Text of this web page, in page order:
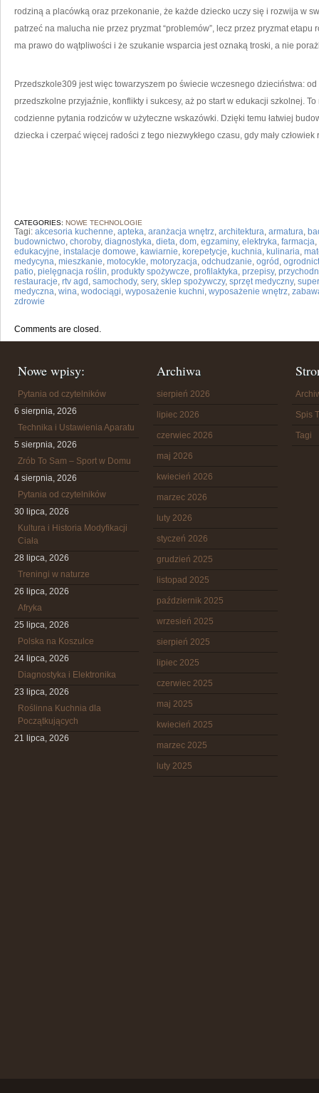
rodziną a placówką oraz przekonanie, że każde dziecko uczy się i rozwija w
patrzeć na malucha nie przez pryzmat “problemów”, lecz przez pryzmat etapu
ma prawo do wątpliwości i że szukanie wsparcia jest oznaką troski, a nie
Przedszkole309 jest więc towarzyszem po świecie wczesnego dzieciństwa:
przedszkolne przyjaźnie, konflikty i sukcesy, aż po start w edukacji szkolnej.
codzienne pytania rodziców w użyteczne wskazówki. Dzięki temu łatwiej
dziecka i czerpać więcej radości z tego niezwykłego czasu, gdy mały
CATEGORIES: NOWE TECHNOLOGIE
Tagi: akcesoria kuchenne, apteka, aranżacja wnętrz, architektura, armatura,
budownictwo, choroby, diagnostyka, dieta, dom, egzaminy, elektryka, farmacja,
edukacyjne, instalacje domowe, kawiarnie, korepetycje, kuchnia, kulinaria,
medycyna, mieszkanie, motocykle, motoryzacja, odchudzanie, ogród ,
patio, pielęgnacja roślin, produkty spożywcze, profilaktyka, przepisy,
restauracje, rtv agd , samochody, sery, sklep spożywczy, sprzęt medyczny,
medyczna, wina, wodociągi, wyposażenie kuchni, wyposażenie wnętrz,
zdrowie
Comments are closed.
Nowe wpisy:
Pytania od czytelników
6 sierpnia, 2026
Technika i Ustawienia Aparatu
5 sierpnia, 2026
Zrób To Sam – Sport w Domu
4 sierpnia, 2026
Pytania od czytelników
30 lipca, 2026
Kultura i Historia Modyfikacji
Ciała
28 lipca, 2026
Treningi w naturze
26 lipca, 2026
Afryka
25 lipca, 2026
Polska na Koszulce
24 lipca, 2026
Diagnostyka i Elektronika
23 lipca, 2026
Roślinna Kuchnia dla
Początkujących
21 lipca, 2026
Archiwa
sierpień 2026
lipiec 2026
czerwiec 2026
maj 2026
kwiecień 2026
marzec 2026
luty 2026
styczeń 2026
grudzień 2025
listopad 2025
październik 2025
wrzesień 2025
sierpień 2025
lipiec 2025
czerwiec 2025
maj 2025
kwiecień 2025
marzec 2025
luty 2025
Spis
Tagi